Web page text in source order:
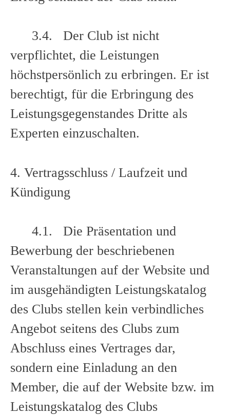
3.4. Der Club ist nicht
verpflichtet, die Leistungen
höchstpersönlich zu erbringen. Er ist
berechtigt, für die Erbringung des
Leistungsgegenstandes Dritte als
Experten einzuschalten.
4. Vertragsschluss / Laufzeit und
Kündigung
4.1. Die Präsentation und
Bewerbung der beschriebenen
Veranstaltungen auf der Website und
im ausgehändigten Leistungskatalog
des Clubs stellen kein verbindliches
Angebot seitens des Clubs zum
Abschluss eines Vertrages dar,
sondern eine Einladung an den
Member, die auf der Website bzw. im
Leistungskatalog des Clubs